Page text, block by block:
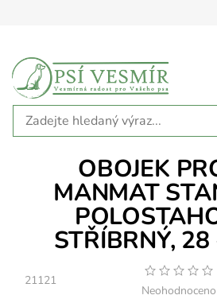
OBOJEK
MANMAT
STŘÍBRNÝ,
21121
Neohodnoceno